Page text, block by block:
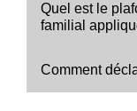
Quel est le
familial
Comment